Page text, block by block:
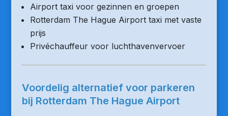
Airport taxi voor gezinnen en groepen
Rotterdam The Hague Airport taxi met vaste
prijs
Privéchauffeur voor luchthavenvervoer
Voordelig alternatief voor parkeren
bij Rotterdam The Hague Airport